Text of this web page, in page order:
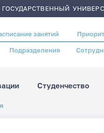
занятий
Подразделения
Студенчество